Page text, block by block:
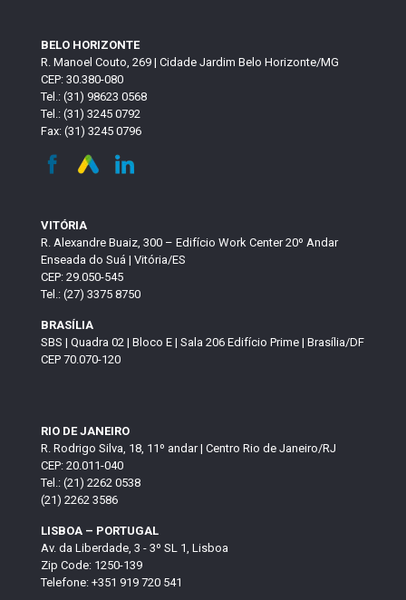
BELO HORIZONTE
R. Manoel Couto, 269 | Cidade Jardim Belo Horizonte/MG
CEP: 30.380-080
Tel.: (31) 98623 0568
Tel.: (31) 3245 0792
Fax: (31) 3245 0796
VITÓRIA
R. Alexandre Buaiz, 300 – Edifício Work Center 20º Andar
Enseada do Suá | Vitória/ES
CEP: 29.050-545
Tel.: (27) 3375 8750
BRASÍLIA
SBS | Quadra 02 | Bloco E | Sala 206 Edifício Prime | Brasília/DF
CEP 70.070-120
RIO DE JANEIRO
R. Rodrigo Silva, 18, 11º andar | Centro Rio de Janeiro/RJ
CEP: 20.011-040
Tel.: (21) 2262 0538
(21) 2262 3586
LISBOA – PORTUGAL
Av. da Liberdade, 3 - 3º SL 1, Lisboa
Zip Code: 1250-139
Telefone: +351 919 720 541